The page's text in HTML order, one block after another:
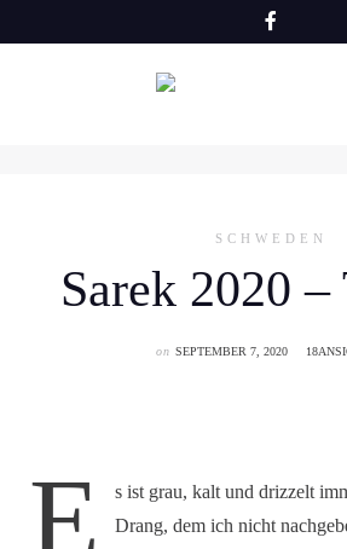
to
SCHWEDEN
Sarek 2020 –
on SEPTEMBER 7, 2020
E
s ist grau, kalt und drizzelt
Drang, dem ich nicht